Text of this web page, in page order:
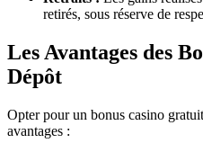
retirés, sous réserve de
Les Avantages des
Dépôt
Opter pour un bonus casino
avantages :